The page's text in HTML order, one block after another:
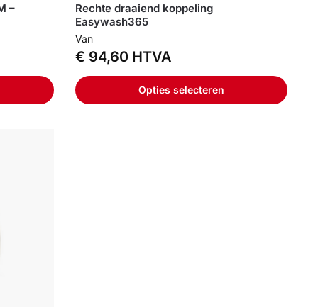
–
Rechte draaiend koppeling
Easywash365
Van
€ 94,60 HTVA
Opties selecteren